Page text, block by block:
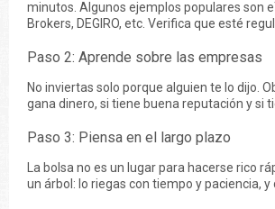
minutos. Algunos ejemplos populares son
Brokers, DEGIRO, etc. Verifica que esté
Paso 2: Aprende sobre las empresas
No inviertas solo porque alguien te lo dijo.
gana dinero, si tiene buena reputación y si
Paso 3: Piensa en el largo plazo
La bolsa no es un lugar para hacerse rico
un árbol: lo riegas con tiempo y paciencia, y